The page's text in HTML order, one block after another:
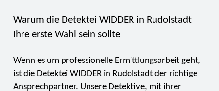
Warum die Detektei WIDDER in Rudolstadt
Ihre erste Wahl sein sollte
Wenn es um professionelle Ermittlungsarbeit geht,
ist die Detektei WIDDER in Rudolstadt der richtige
Ansprechpartner. Unsere Detektive, mit ihrer